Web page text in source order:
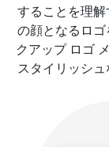
することを理
の顔となるロ
クアップ ロゴ
スタイリッシュ